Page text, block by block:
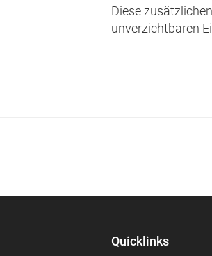
Diese
unverzichtbaren
Quicklinks